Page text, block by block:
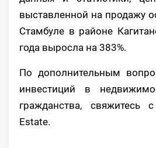
выставленной на продажу
Стамбуле в районе
года выросла на 383%.
По дополнительным
инвестиций в
гражданства,
Estate.